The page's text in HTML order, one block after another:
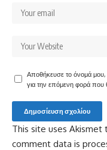
Αποθήκευσε το όνομά μου,
για την επόμενη φορά που
This site uses Akismet
comment data is